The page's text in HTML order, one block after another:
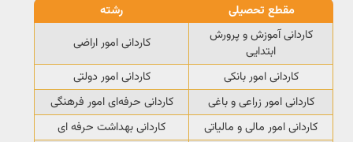
مقطع تحصیلی رشته
کاردانی آموزش و پرورش
ابتدایی
کاردانی امور اراضی
کاردانی امور بانکی
کاردانی امور دولتی
کاردانی امور زراعی و باغی
کاردانی حرفه‌ای امور فرهنگی
کاردانی امور مالی و مالیاتی
کاردانی بهداشت حرفه ای